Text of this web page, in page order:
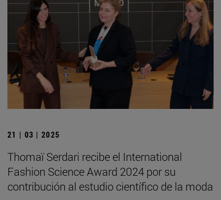
21 | 03 | 2025
Thomaï Serdari recibe el International
Fashion Science Award 2024 por su
contribución al estudio científico de la moda